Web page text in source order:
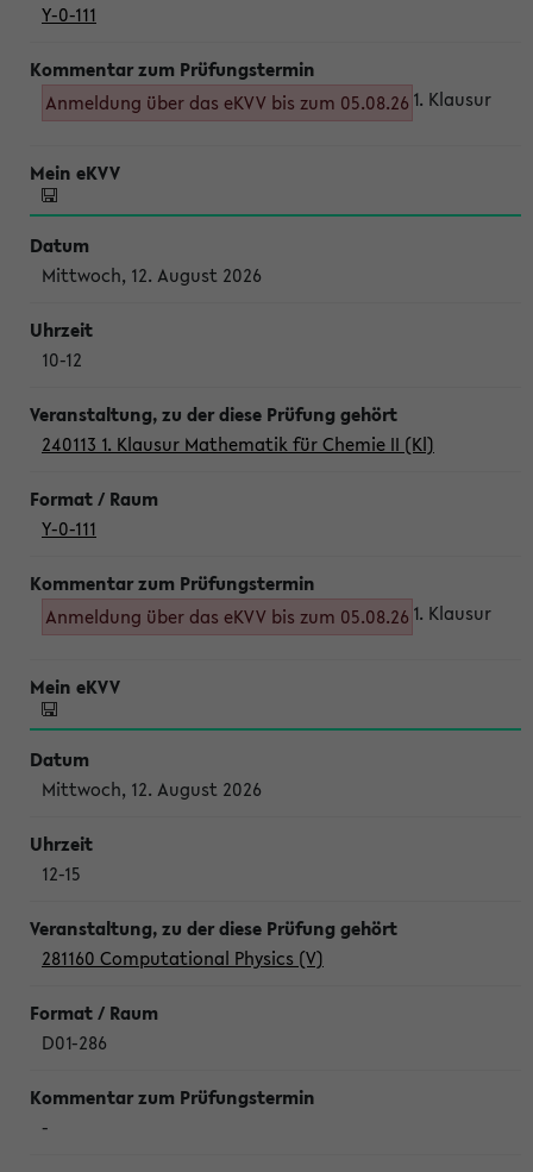
Y-0-111
Anmeldung über das eKVV bis zum 05.08.26 1. Klausur
Mittwoch, 12. August 2026
10-12
240113 1. Klausur Mathematik für Chemie II (Kl)
Y-0-111
Anmeldung über das eKVV bis zum 05.08.26 1. Klausur
Mittwoch, 12. August 2026
12-15
281160 Computational Physics (V)
D01-286
-